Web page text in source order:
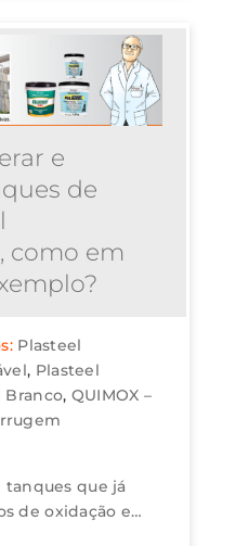
...
e
de
como em
Plasteel
Plasteel
Branco QUIMOX –
tanques que já
de oxidação em